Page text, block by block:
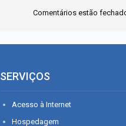
Comentários estão
SERVIÇOS
Acesso à Internet
Hospedagem